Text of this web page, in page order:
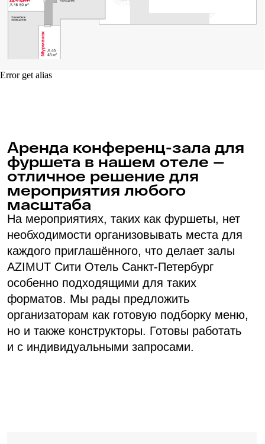
Error get alias
Зал для фуршета
«Азимут»
с балконом
Площадью 1250 м² и вместимостью от 100
до 900 человек. Этот зал оснащен
стационарной сценой, LED-экраном
размером 3×6 метров и современным